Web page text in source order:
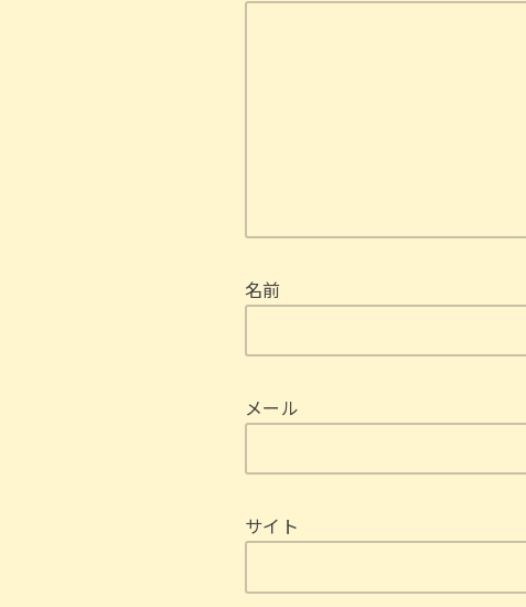
名前
メール
サイト